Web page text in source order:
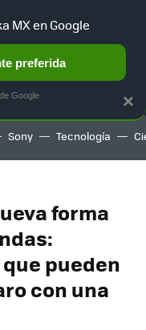
AUTO TERRITORIO
Sony Tecnología
forma
pueden
con una
×
MX en Google
preferida
Google